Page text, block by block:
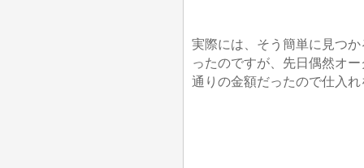
実際には、そう簡単に見つ
ったのですが、先日偶然オ
通りの金額だったので仕入